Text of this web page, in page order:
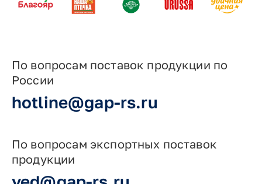
По вопросам поставок продукции по
России
hotline@gap-rs.ru
По вопросам экспортных поставок
продукции